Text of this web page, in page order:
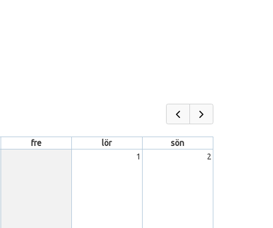
fre lör
sön
1
2